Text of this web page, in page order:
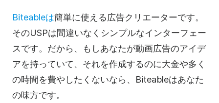
Biteableは簡単に使える広告クリエーターです。
そのUSPは間違いなくシンプルなインターフェー
スです。だから、もしあなたが動画広告のアイデ
アを持っていて、それを作成するのに大金や多く
の時間を費やしたくないなら、Biteableはあなた
の味方です。